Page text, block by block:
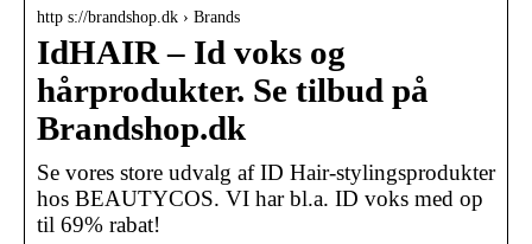
http s://brandshop.dk › Brands
IdHAIR – Id voks og
hårprodukter. Se tilbud på
Brandshop.dk
Se vores store udvalg af ID Hair-stylingsprodukter
hos BEAUTYCOS. VI har bl.a. ID voks med op
til 69% rabat!